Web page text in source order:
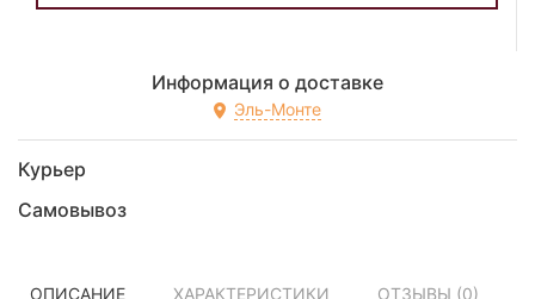
Информация о доставке
Эль-Монте
Курьер
Самовывоз
ОПИСАНИЕ ХАРАКТЕРИСТИКИ ОТЗЫВЫ (0)